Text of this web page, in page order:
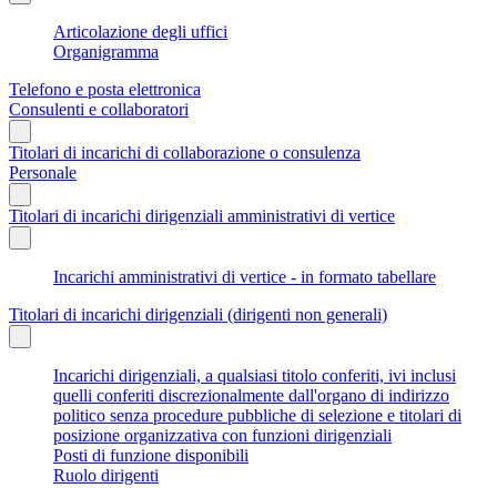
Articolazione degli uffici
Organigramma
Telefono e posta elettronica
Consulenti e collaboratori
Titolari di incarichi di collaborazione o consulenza
Personale
Titolari di incarichi dirigenziali amministrativi di vertice
Incarichi amministrativi di vertice - in formato tabellare
Titolari di incarichi dirigenziali (dirigenti non generali)
Incarichi dirigenziali, a qualsiasi titolo conferiti, ivi inclusi
quelli conferiti discrezionalmente dall'organo di indirizzo
politico senza procedure pubbliche di selezione e titolari di
posizione organizzativa con funzioni dirigenziali
Posti di funzione disponibili
Ruolo dirigenti